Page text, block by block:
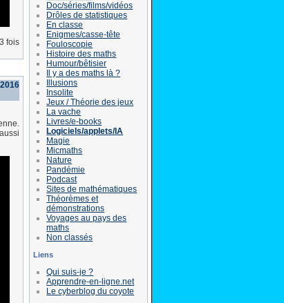
fois
Doc/séries/films/vidéos
Drôles de statistiques
En classe
Enigmes/casse-tête
Fouloscopie
Histoire des maths
Humour/bêtisier
Il y a des maths là ?
Illusions
Insolite
Jeux / Théorie des jeux
La vache
Livres/e-books
Logiciels/applets/IA
Magie
Micmaths
Nature
Pandémie
Podcast
Sites de mathématiques
Théorèmes et
démonstrations
Voyages au pays des
maths
Non classés
Liens
Qui suis-je ?
Apprendre-en-ligne.net
Le cyberblog du coyote